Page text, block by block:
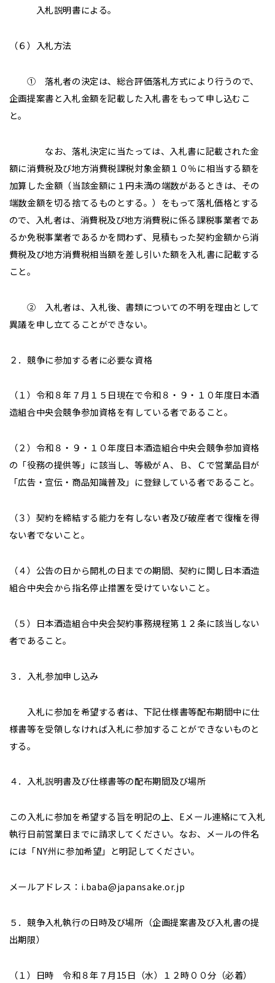
入札説明書による。
（６）入札方法
① 落札者の決定は、総合評価落札方式により行うので、
企画提案書と入札金額を記載した入札書をもって申し込むこ
と。
なお、落札決定に当たっては、入札書に記載された金
額に消費税及び地方消費税課税対象金額１０％に相当する額を
加算した金額（当該金額に１円未満の端数があるときは、その
端数金額を切る捨てるものとする。）をもって落札価格とする
ので、入札者は、消費税及び地方消費税に係る課税事業者であ
るか免税事業者であるかを問わず、見積もった契約金額から消
費税及び地方消費税相当額を差し引いた額を入札書に記載する
こと。
② 入札者は、入札後、書類についての不明を理由として
異議を申し立てることができない。
２．競争に参加する者に必要な資格
（１）令和８年７月１５日現在で令和８・９・１０年度日本酒
造組合中央会競争参加資格を有している者であること。
（２）令和８・９・１０年度日本酒造組合中央会競争参加資格
の「役務の提供等」に該当し、等級がＡ、Ｂ、Ｃで営業品目が
「広告・宣伝・商品知識普及」に登録している者であること。
（３）契約を締結する能力を有しない者及び破産者で復権を得
ない者でないこと。
（４）公告の日から開札の日までの期間、契約に関し日本酒造
組合中央会から指名停止措置を受けていないこと。
（５）日本酒造組合中央会契約事務規程第１２条に該当しない
者であること。
３．入札参加申し込み
入札に参加を希望する者は、下記仕様書等配布期間中に仕
様書等を受領しなければ入札に参加することができないものと
する。
４．入札説明書及び仕様書等の配布期間及び場所
この入札に参加を希望する旨を明記の上、Eメール連絡にて入札
執行日前営業日までに請求してください。なお、メールの件名
には「NY州に参加希望」と明記してください。
メールアドレス：i.baba@japansake.or.jp
５．競争入札執行の日時及び場所（企画提案書及び入札書の提
出期限）
（１）日時 令和８年７月15日（水）１２時００分（必着）